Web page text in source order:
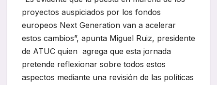
proyectos auspiciados por los fondos
europeos Next Generation van a acelerar
estos cambios”, apunta Miguel Ruiz, presidente
de ATUC quien agrega que esta jornada
pretende reflexionar sobre todos estos
aspectos mediante una revisión de las políticas